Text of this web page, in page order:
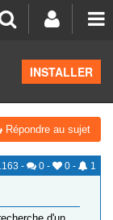
INSTALLER
LES VOSGES
Répondre au sujet
- 0 - 0 -
1